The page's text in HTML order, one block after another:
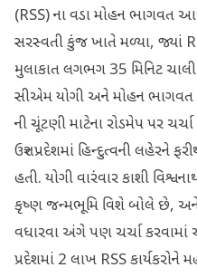
(RSS) ના વડા મોહન ભાગવત
સરસ્વતી કુંજ ખાતે મળ્યા, જ્યાં
મુલાકાત લગભગ 35 મિનિટ
સીએમ યોગી અને મોહન ભાગવત
ની ચૂંટણી માટેના રોડમેપ પર
ઉત્તર પ્રદેશમાં હિન્દુત્વની લહેરને
હતી. યોગી વારંવાર કાશી
કૃષ્ણ જન્મભૂમિ વિશે બોલે
વધારવા અંગે પણ ચર્ચા કરવામાં
પ્રદેશમાં 2 લાખ RSS